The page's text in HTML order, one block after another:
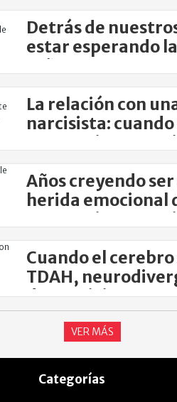
Detrás de
estar esperando
soñamos / Por
La relación con
narcisista:
Por Romina Atencio
Años creyendo
herida emocional
Por Romina Atencio
Cuando el
TDAH,
de convivir / Por
VER MÁS
Categorías